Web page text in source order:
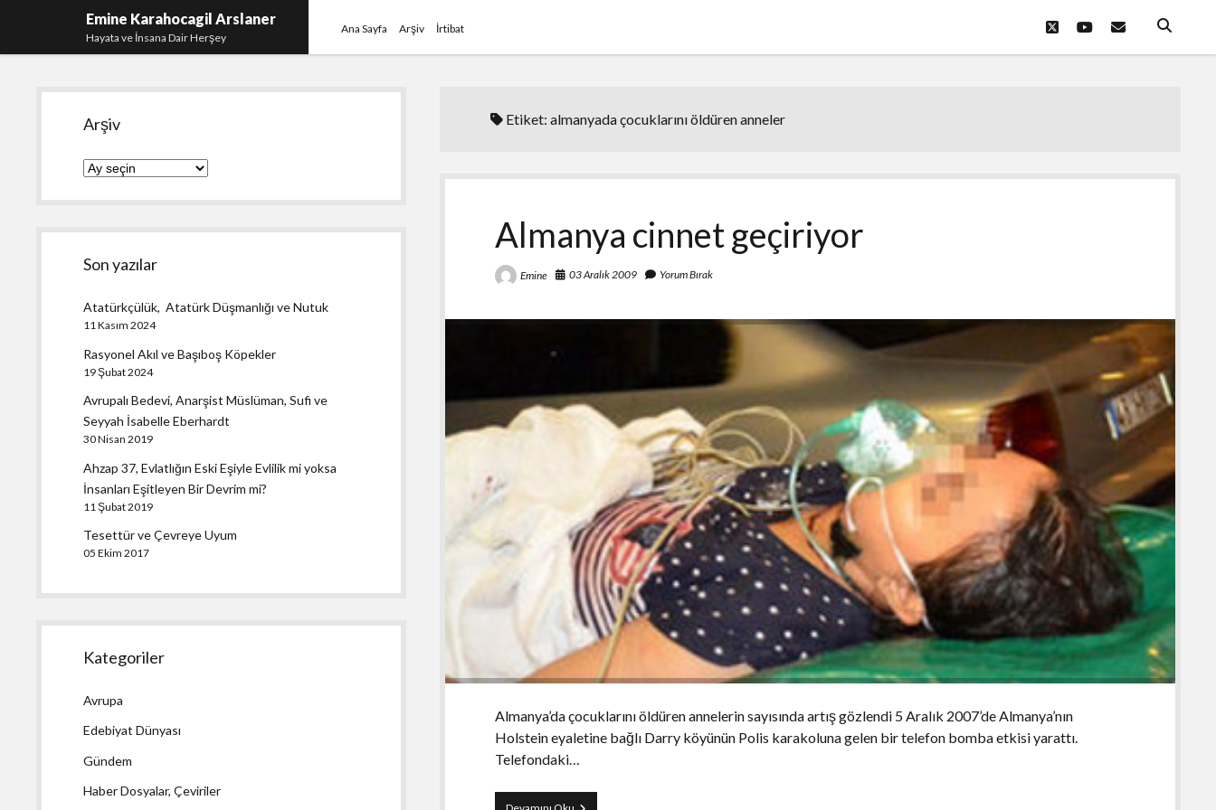
Emine Karahocagil Arslaner
Hayata ve İnsana Dair Herşey
Ana Sayfa Arşiv İrtibat twitteryoutubeeposta
Etiket:almanyada çocuklarını öldüren anneler
Almanya cinnet geçiriyor
Emine 03 Aralık 2009 Yorum Bırak
Almanya’da çocuklarını öldüren annelerin sayısında artış gözlendi 5 Aralık 2007’de Almanya’nın
Holstein eyaletine bağlı Darry köyünün Polis karakoluna gelen bir telefon bomba etkisi yarattı.
Telefondaki…
Almanya
Yan
Menü
Arşiv
Arşiv
Son yazılar
Atatürkçülük, Atatürk Düşmanlığı ve Nutuk
11 Kasım 2024
Rasyonel Akıl ve Başıboş Köpekler
19 Şubat 2024
Avrupalı Bedevi, Anarşist Müslüman, Sufi ve
Seyyah İsabelle Eberhardt
30 Nisan 2019
Ahzap 37, Evlatlığın Eski Eşiyle Evlilik mi yoksa
İnsanları Eşitleyen Bir Devrim mi?
11 Şubat 2019
Tesettür ve Çevreye Uyum
05 Ekim 2017
Kategoriler
Avrupa
Edebiyat Dünyası
Gündem
Haber Dosyalar, Çeviriler